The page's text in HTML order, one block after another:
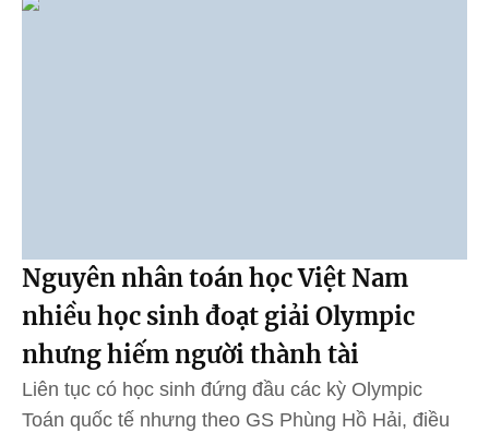
Nguyên nhân toán học Việt Nam
nhiều học sinh đoạt giải Olympic
nhưng hiếm người thành tài
Liên tục có học sinh đứng đầu các kỳ Olympic
Toán quốc tế nhưng theo GS Phùng Hồ Hải, điều